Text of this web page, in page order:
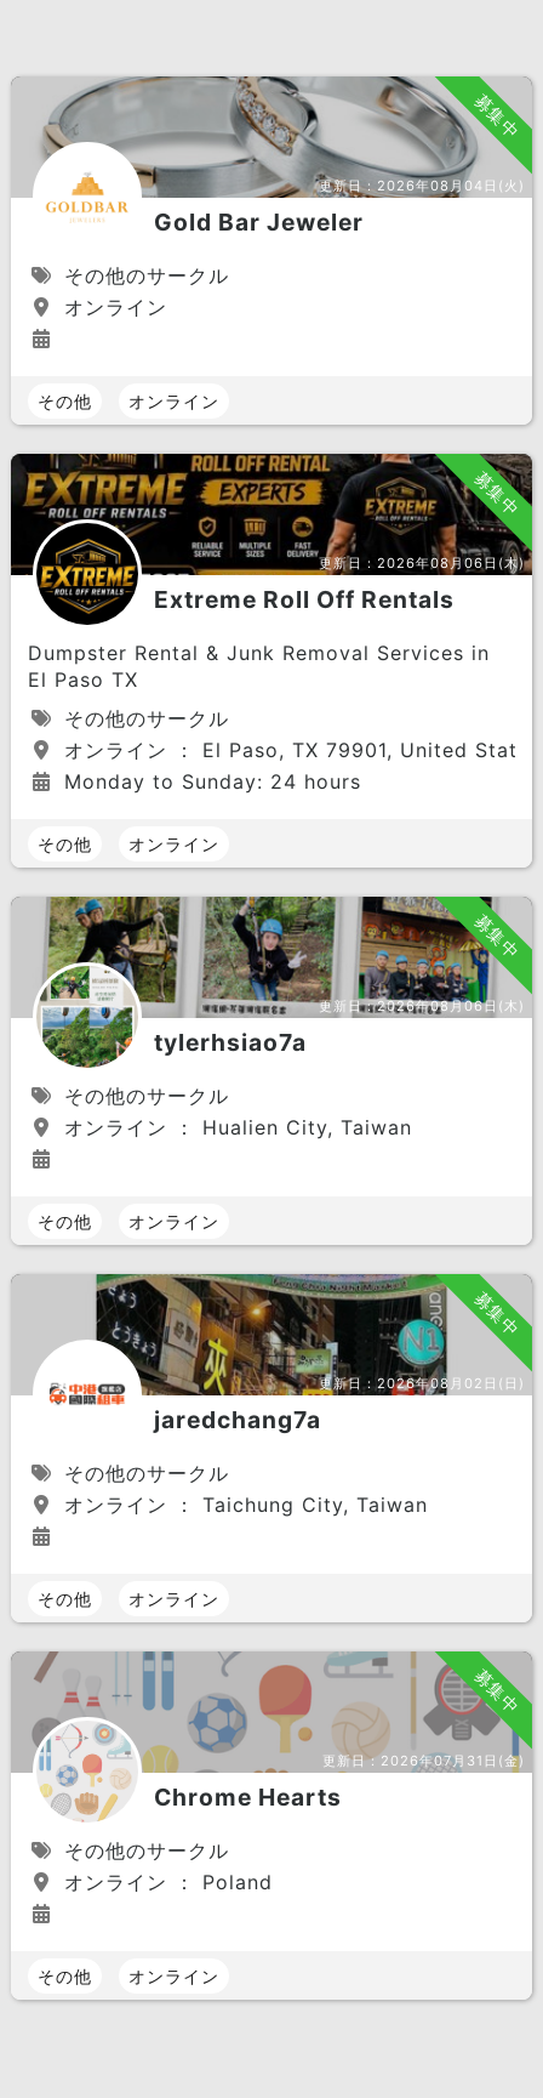
募集中
更新日： 2026年08月04日(火)
Gold Bar Jeweler
その他のサークル
オンライン
その他 オンライン
募集中
更新日：2026年08月06日(木)
Extreme Roll Off Rentals
Dumpster Rental & Junk Removal Services in
El Paso TX
その他のサークル
オンライン ： El Paso, TX 79901, United States
Monday to Sunday: 24 hours
その他 オンライン
募集中
更新日：2026年08月06日(木)
tylerhsiao7a
その他のサークル
オンライン ： Hualien City, Taiwan
その他 オンライン
募集中
更新日：2026年08月02日(日)
jaredchang7a
その他のサークル
オンライン ： Taichung City, Taiwan
その他 オンライン
募集中
更新日： 2026年07月31日(金)
Chrome Hearts
その他のサークル
オンライン ： Poland
その他 オンライン